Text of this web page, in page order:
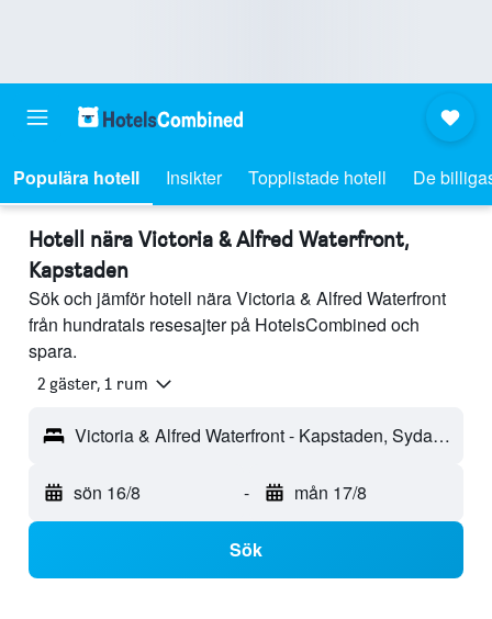
Populära hotell Insikter Topplistade hotell De
Hotell nära Victoria & Alfred Waterfront,
Kapstaden
Sök och jämför hotell nära Victoria & Alfred Waterfront
från hundratals resesajter på HotelsCombined och
spara.
2 gäster, 1 rum
Victoria & Alfred Waterfront - Kapstaden, Sydafrika
sön 16/8 - mån 17/8
Sök